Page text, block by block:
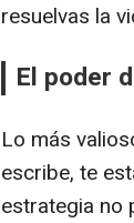
resuelvas la
El poder
Lo más
escribe, te
estrategia no